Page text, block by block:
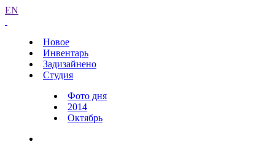
EN
Новое
Инвентарь
Задизайнено
Студия
Фото дня
2014
Октябрь